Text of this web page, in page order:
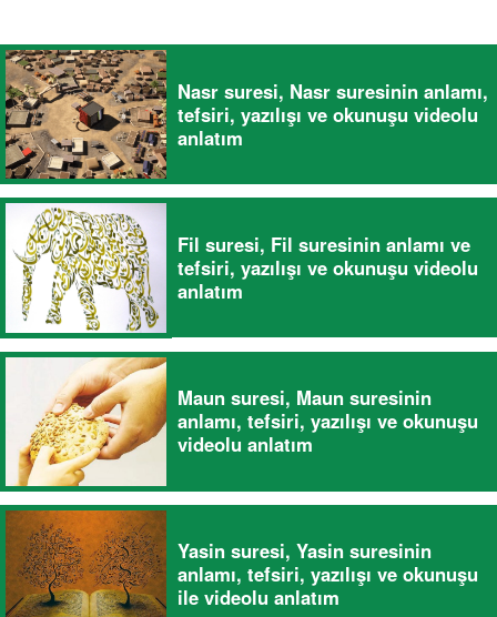
Nasr suresi, Nasr suresinin anlamı,
tefsiri, yazılışı ve okunuşu videolu
anlatım
Fil suresi, Fil suresinin anlamı ve
tefsiri, yazılışı ve okunuşu videolu
anlatım
Maun suresi, Maun suresinin
anlamı, tefsiri, yazılışı ve okunuşu
videolu anlatım
Yasin suresi, Yasin suresinin
anlamı, tefsiri, yazılışı ve okunuşu
ile videolu anlatım